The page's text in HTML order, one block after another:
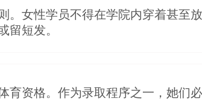
。女性学员不得在学院内穿着甚至
留短发。
育资格。作为录取程序之一，她们